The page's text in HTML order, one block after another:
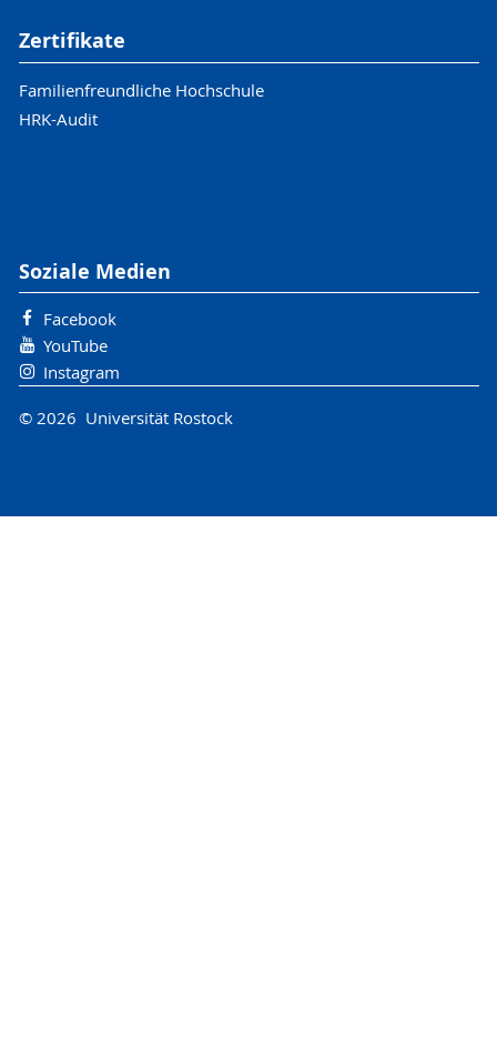
Zertifikate
Familienfreundliche Hochschule
HRK-Audit
Soziale Medien
Facebook
YouTube
Instagram
© 2026 Universität Rostock